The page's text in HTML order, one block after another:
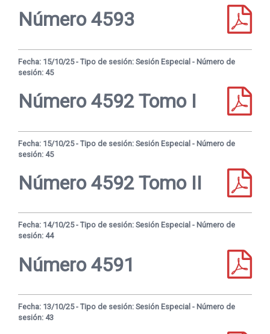
Versiones taquigráficas
Comisiones: asuntos entrados
Transforma Uruguay
Número 4593
Fecha: 15/10/25 - Tipo de sesión: Sesión Especial - Número de
sesión: 45
Número 4592 Tomo I
Fecha: 15/10/25 - Tipo de sesión: Sesión Especial - Número de
sesión: 45
Número 4592 Tomo II
Fecha: 14/10/25 - Tipo de sesión: Sesión Especial - Número de
sesión: 44
Número 4591
Fecha: 13/10/25 - Tipo de sesión: Sesión Especial - Número de
sesión: 43